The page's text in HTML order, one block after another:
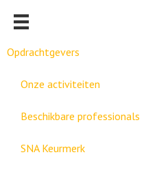
Opdrachtgevers
Onze activiteiten
Beschikbare professionals
SNA Keurmerk